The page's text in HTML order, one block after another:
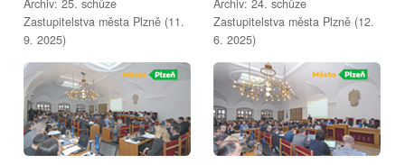
Zastupitelstva města Plzně (11.
9. 2025)
Zastupitelstva města Plzně (12.
6. 2025)